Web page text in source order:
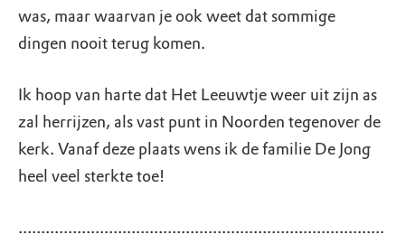
was, maar waarvan je ook weet dat sommige
dingen nooit terug komen.
Ik hoop van harte dat Het Leeuwtje weer uit zijn as
zal herrijzen, als vast punt in Noorden tegenover de
kerk. Vanaf deze plaats wens ik de familie De Jong
heel veel sterkte toe!
.................................................................................